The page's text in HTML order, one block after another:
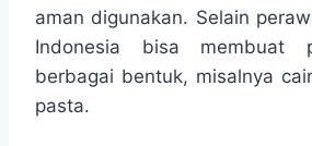
aman digunakan. Selain
Indonesia bisa membuat
berbagai bentuk, misalnya
pasta.